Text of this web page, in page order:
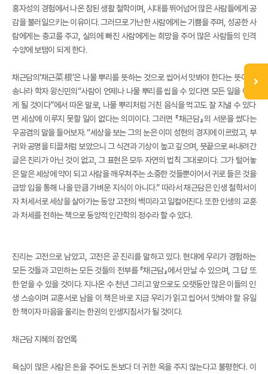
홍자성의 경험에서 나온 참된 생활 철학이며, 시대를 뛰어넘어 많은 사람들에게 공
감을 불러일으키는 이유이다. 그러므로 가난한 사람에게는 기쁨을 주며, 성공한 사
람에게는 충고를 주고, 실의에 빠진 사람에게는 희망을 주어 많은 사람들의 인격
수양에 보탬이 되게 한다.
채근담의‘채근菜根’은 나물 뿌리를 뜻하는 것으로 씹어서 맛봐야 한다는 뜻이다.
송나라 학자 왕신민의“사람이 언제나 나물 뿌리를 씹을 수 있다면 모든 일을 이루
게 될 것이다”에서 따온 말로, 나물 뿌리처럼 거친 음식을 먹고도 잘 지낼 수 있다
면 세상에 이루지 못할 일이 없다는 의미이다. 그러면 『채근담』의 서문을 썼다는
우공겸의 말을 들어보자. “세상을 보는 그의 눈은 이미 성현의 경지에 이르렀고, 부
귀와 공명을 티끌처럼 보았으니 그 식견과 기상이 높고 깊으며, 붓끝으로 써내려간
글은 진리가 아닌 것이 없고, 그 표현은 모두 자연의 법칙 그대로이다. 그가 털어놓
은 말은 세상에 약이 되고 사람을 깨우쳐주는 소중한 것들뿐이어서 귀로 들은 것을
금방 입을 통해 나올 만큼 가벼운 지식이 아니다.” 따라서 채근담은 인생 철학서이
자 처세서로 세상을 살아가는 동양 고전의 백미라고 일컬어진다. 또한 인생의 교훈
과 처세를 전하는 책으로 동양적 인간학의 정수라 할 수 있다.
진리는 고전으로 남았고, 고전은 곧 진리를 말하고 있다. 현대에 우리가 경험하는
모든 것들과 고민하는 모든 것들의 전부를 『채근담』에서 만날 수 있으며, 그 답 또
한 얻을 수 있을 것이다. 지나온 수 천년 그리고 앞으로도 오랫동안 많은 이들의 인
생 스승이며 교훈서로 남을 이 책은 바로 지금 우리가 읽고 씹어서 맛봐야 할 유일
한 책이자 마음을 울리는 한권의 인생지침서가 될 것이다.
채근담 지혜의 잠언록
욕심이 많은 사람은 돈을 주어도 돈보다 더 귀한 옥을 주지 않는다고 불평한다. 이